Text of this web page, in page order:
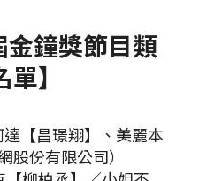
金鐘獎節目類
】
【昌璟翔】、美麗本
股份有限公司）